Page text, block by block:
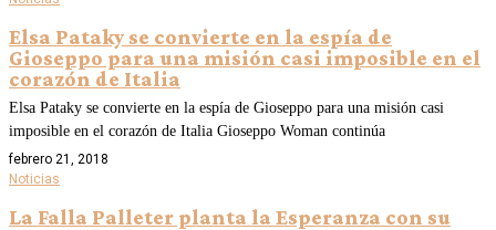
Elsa Pataky se convierte en la espía de
Gioseppo para una misión casi imposible en el
corazón de Italia
Elsa Pataky se convierte en la espía de Gioseppo para una misión casi
imposible en el corazón de Italia Gioseppo Woman continúa
febrero 21, 2018
Noticias
La Falla Palleter planta la Esperanza con su